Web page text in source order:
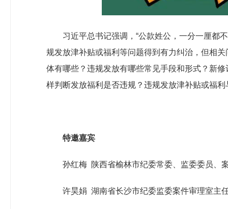
习近平总书记强调，“公款姓公，一分一厘都
规发放津补贴或福利等问题得到有力纠治，但相
体有哪些？违规发放有哪些常见手段和形式？新
样判断发放福利是否违规？违规发放津补贴或福
特邀嘉宾
孙红梅 陕西省榆林市纪委常委、监委委员、
许昊娟 湖南省长沙市纪委监委案件审理室主